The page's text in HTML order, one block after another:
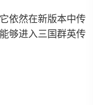
依然在新版本中传
够进入三国群英传